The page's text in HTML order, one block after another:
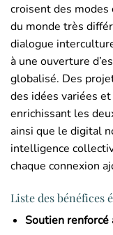
croisent des
du monde très
dialogue
à une ouverture
globalisé. Des
des idées variées
enrichissant les
ainsi que le digital
intelligence
chaque connexion
Liste des bénéfices
Soutien renforcé